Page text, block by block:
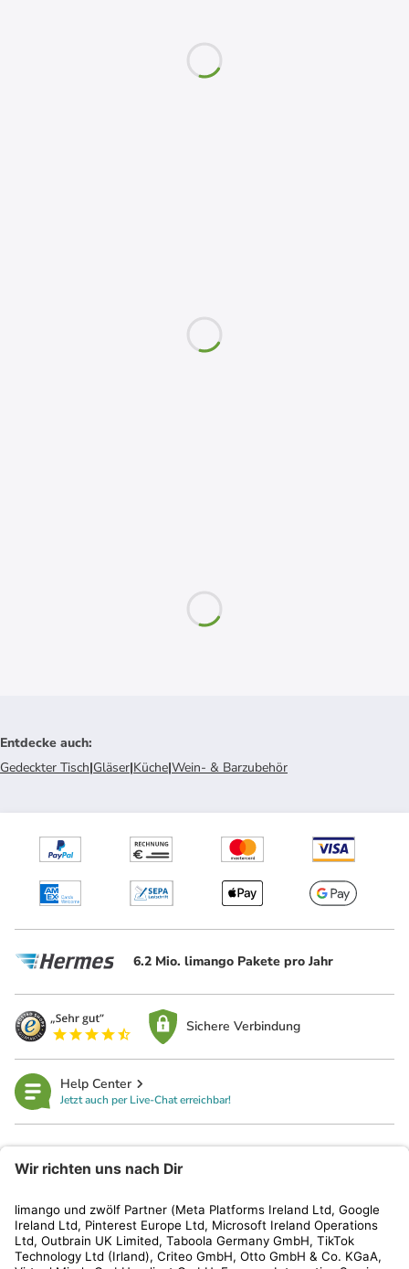
Entdecke auch:
Gedeckter Tisch|Gläser|Küche|Wein- & Barzubehör
6.2 Mio. limango Pakete pro Jahr
Sichere Verbindung
Help Center
Jetzt auch per Live-Chat erreichbar!
Kundenservice